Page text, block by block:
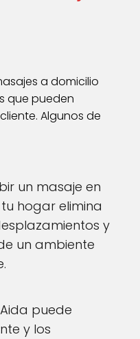
a domicilio
que pueden
Algunos de
un masaje en
hogar elimina
y
un ambiente
Aida puede
y los